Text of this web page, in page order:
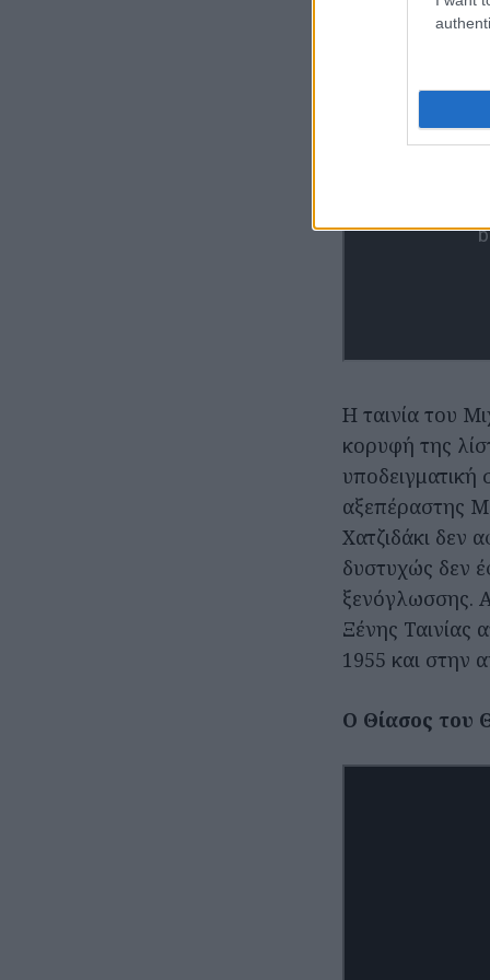
Η ταινία του
κορυφή της
αξεπέραστης
Χατζιδάκι δεν
δυστυχώς δεν
ξενόγλωσσης.
Ξένης
1955 και στην
Ο Θίασος του